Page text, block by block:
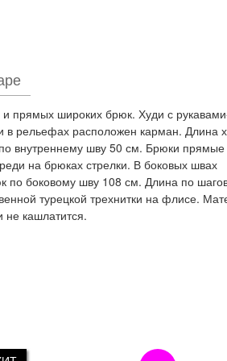
прямых широких брюк. Худи с
рельефах расположен карман. Длина
внутреннему шву 50 см. Брюки
на брюках стрелки. В боковых швах
боковому шву 108 см. Длина по
турецкой трехнитки на флисе.
не кашлатится.